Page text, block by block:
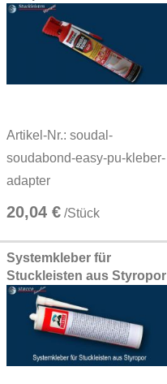
Artikel-Nr.: soudal-
soudabond-easy-pu-kleber-
adapter
20,04 € /Stück
Systemkleber für
Stuckleisten aus Styropor